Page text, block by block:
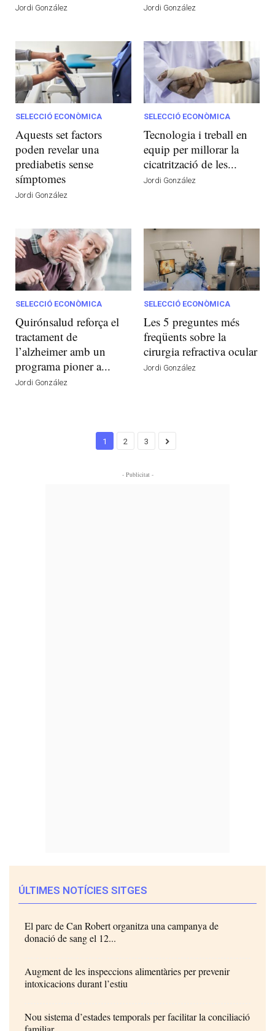
Jordi González Jordi González
SELECCIÓ ECONÒMICA
Aquests set factors
poden revelar una
prediabetis sense
símptomes
Jordi González
SELECCIÓ ECONÒMICA
Tecnologia i treball en
equip per millorar la
cicatrització de les...
Jordi González
SELECCIÓ ECONÒMICA
Quirónsalud reforça el
tractament de
l’alzheimer amb un
programa pioner a...
Jordi González
SELECCIÓ ECONÒMICA
Les 5 preguntes més
freqüents sobre la
cirurgia refractiva ocular
Jordi González
1 2 3
- Publicitat -
ÚLTIMES NOTÍCIES SITGES
El parc de Can Robert organitza una campanya de
donació de sang el 12...
Augment de les inspeccions alimentàries per prevenir
intoxicacions durant l’estiu
Nou sistema d’estades temporals per facilitar la conciliació